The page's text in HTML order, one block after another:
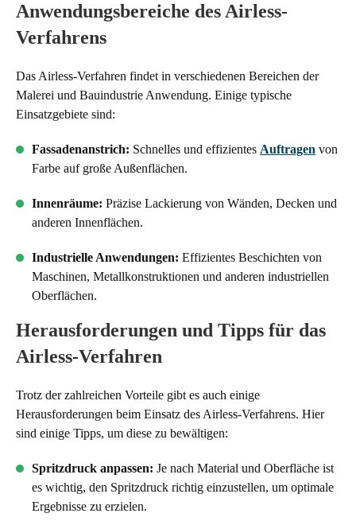
Anwendungsbereiche des Airless-
Verfahrens
Das Airless-Verfahren findet in verschiedenen Bereichen der
Malerei und Bauindustrie Anwendung. Einige typische
Einsatzgebiete sind:
Fassadenanstrich: Schnelles und effizientes Auftragen von
Farbe auf große Außenflächen.
Innenräume: Präzise Lackierung von Wänden, Decken und
anderen Innenflächen.
Industrielle Anwendungen: Effizientes Beschichten von
Maschinen, Metallkonstruktionen und anderen industriellen
Oberflächen.
Herausforderungen und Tipps für das
Airless-Verfahren
Trotz der zahlreichen Vorteile gibt es auch einige
Herausforderungen beim Einsatz des Airless-Verfahrens. Hier
sind einige Tipps, um diese zu bewältigen:
Spritzdruck anpassen: Je nach Material und Oberfläche ist
es wichtig, den Spritzdruck richtig einzustellen, um optimale
Ergebnisse zu erzielen.